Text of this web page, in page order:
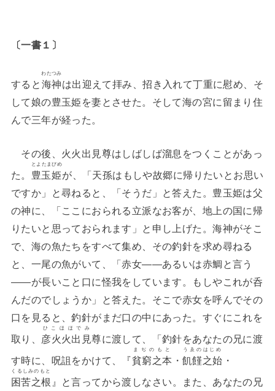
〔一書１〕
すると海神
わたつみ
は出迎えて拝み、招き入れて丁重に慰め、そ
して娘の豊玉姫を妻とさせた。そして海の宮に留まり住
んで三年が経った。
その後、火火出見尊はしばしば溜息をつくことがあっ
た。 豊玉姫
とよたまびめ
が、「天孫はもしや故郷に帰りたいとお思い
ですか」と尋ねると、「そうだ」と答えた。豊玉姫は父
の神に、「ここにおられる立派なお客が、地上の国に帰
りたいと思っておられます」と申し上げた。海神がそこ
で、海の魚たちをすべて集め、その釣針を求め尋ねる
と、一尾の魚がいて、「赤女――あるいは赤鯛と言う
――が長いこと口に怪我をしています。もしやこれが呑
んだのでしょうか」と答えた。そこで赤女を呼んでその
口を見ると、釣針がまだ口の中にあった。すぐにこれを
取り、 彦火火出見
ひこほほでみ
尊に渡して、「釣針をあなたの兄に渡
す時に、呪詛をかけて、『貧窮之本
まぢのもと
・ 飢饉之始
うゑのはじめ
・
困苦之根
くるしみのもと
』と言ってから渡しなさい。また、あなたの兄